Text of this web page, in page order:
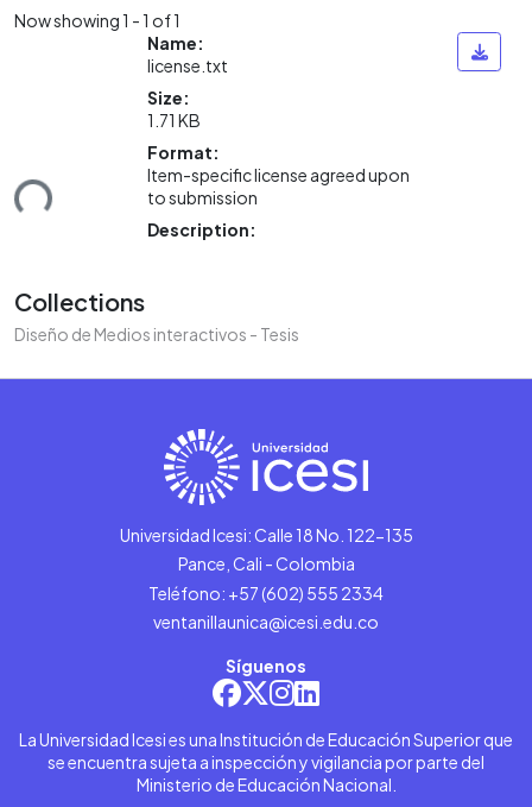
Now showing1 - 1 of 1
Name:
license.txt
Size:
1.71 KB
Format:
Item-specific license agreed upon
to submission
Description:
Collections
Diseño de Medios interactivos - Tesis
Universidad Icesi: Calle 18 No. 122-135
Pance, Cali - Colombia
Teléfono: +57 (602) 555 2334
ventanillaunica@icesi.edu.co
Síguenos
La Universidad Icesi es una Institución de Educación Superior que
se encuentra sujeta a inspección y vigilancia por parte del
Ministerio de Educación Nacional.